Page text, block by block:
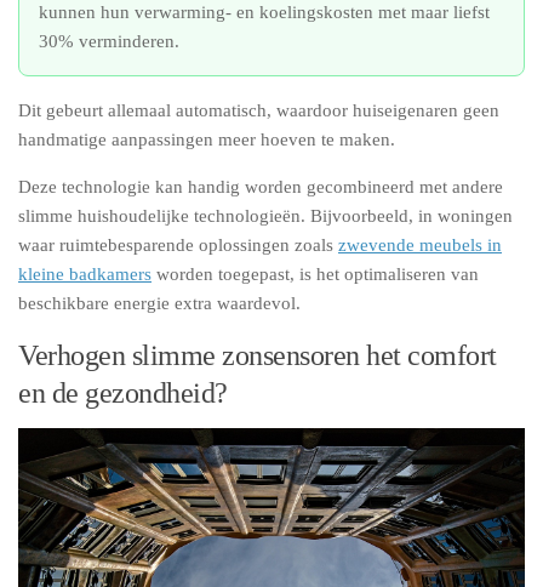
kunnen hun verwarming- en koelingskosten met maar liefst
30% verminderen.
Dit gebeurt allemaal automatisch, waardoor huiseigenaren geen
handmatige aanpassingen meer hoeven te maken.
Deze technologie kan handig worden gecombineerd met andere
slimme huishoudelijke technologieën. Bijvoorbeeld, in woningen
waar ruimtebesparende oplossingen zoals zwevende meubels in
kleine badkamers worden toegepast, is het optimaliseren van
beschikbare energie extra waardevol.
Verhogen slimme zonsensoren het comfort
en de gezondheid?